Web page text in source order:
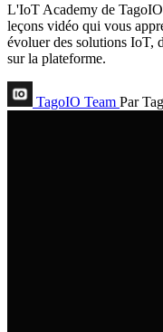
L'IoT Academy de
leçons vidéo qui vous
évoluer des solutions IoT,
sur la plateforme.
TagoIO Team Par